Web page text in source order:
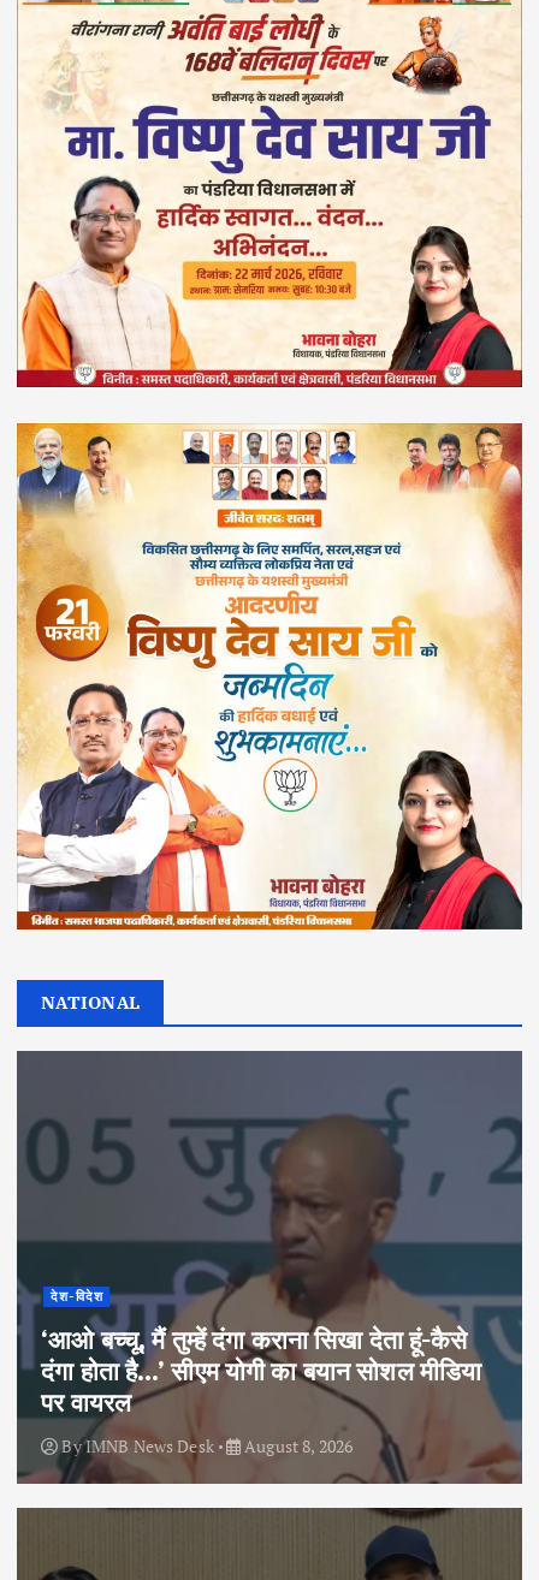
NATIONAL
देश-विदेश
‘आओ बच्चू, मैं तुम्हें दंगा कराना सिखा देता हूं-कैसे
दंगा होता है…’ सीएम योगी का बयान सोशल मीडिया
पर वायरल
ByIMNB News Desk August 8, 2026